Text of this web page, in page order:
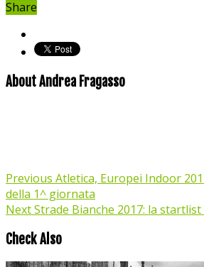
Share
About Andrea Fragasso
Previous Atletica, Europei Indoor
della 1^ giornata
NextStrade Bianche 2017: la
Check Also